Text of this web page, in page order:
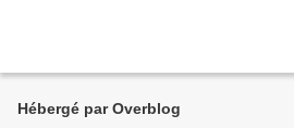
Hébergé par Overblog